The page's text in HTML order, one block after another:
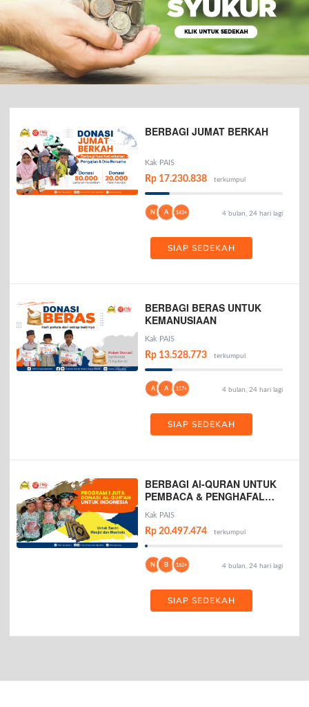
BERBAGI JUMAT BERKAH
Kak PAIS
Rp 17.230.838 terkumpul
N A 143+ 4 bulan, 24 hari lagi
SIAP SEDEKAH
BERBAGI BERAS UNTUK
KEMANUSIAAN
Kak PAIS
Rp 13.528.773 terkumpul
A A 117+ 4 bulan, 24 hari lagi
SIAP SEDEKAH
BERBAGI Al-QURAN UNTUK
PEMBACA & PENGHAFAL
AL-QURAN
Kak PAIS
Rp 20.497.474 terkumpul
N B 162+ 4 bulan, 24 hari lagi
SIAP SEDEKAH